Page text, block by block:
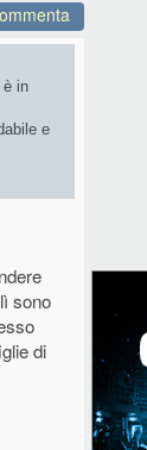
è in
e
sono
di